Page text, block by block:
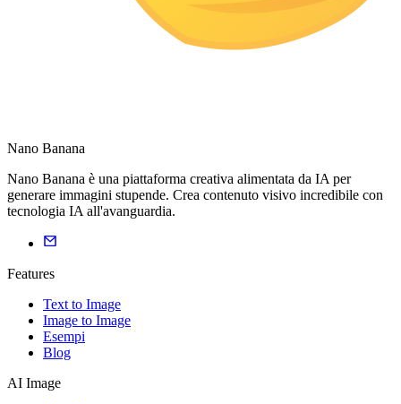
Nano Banana
Nano Banana è una piattaforma creativa alimentata da IA per
generare immagini stupende. Crea contenuto visivo incredibile con
tecnologia IA all'avanguardia.
Features
Text to Image
Image to Image
Esempi
Blog
AI Image